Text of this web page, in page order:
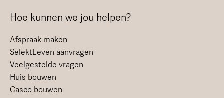
Hoe kunnen we jou helpen?
Afspraak maken
SelektLeven aanvragen
Veelgestelde vragen
Huis bouwen
Casco bouwen